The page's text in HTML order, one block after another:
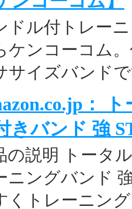
ドル付トレー
ケンコーコム
サイズバンド
：
きバンド 強
の説明 トータ
ニングバンド
くトレーニン